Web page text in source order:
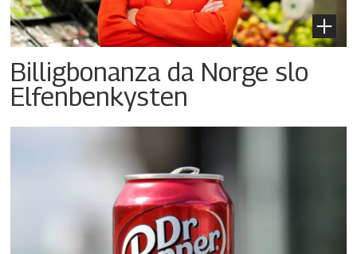
Billigbonanza da Norge slo
Elfenbenkysten